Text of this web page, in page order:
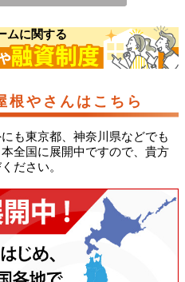
ムに関する
根やさんはこちら
も東京都、神奈川県などでも
全国に展開中ですので、貴方
ださい。